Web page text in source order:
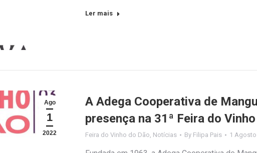
Ler mais
Ago
1
2022
A Adega Cooperativa de
presença na 31ª Feira do
Feira do Vinho do Dão, Notícias By Filipa Pais 1